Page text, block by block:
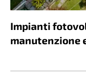
Impianti
manutenzione